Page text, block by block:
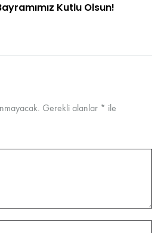
Kutlu Olsun!
Gerekli alanlar * ile